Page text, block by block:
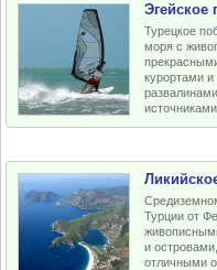
Эгейское
Турецкое
моря с
курортами и
Турции от
и
отличными